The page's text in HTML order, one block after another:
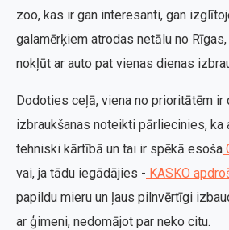
zoo, kas ir gan interesanti, gan
galamērķiem atrodas netālu no
nokļūt ar auto pat vienas dienas
Dodoties ceļā, viena no prioritātēm ir
izbraukšanas noteikti pārliecinies, ka
tehniski kārtībā un tai ir spēkā esoša
vai, ja tādu iegādājies - KASKO
papildu mieru un ļaus pilnvērtīgi
ar ģimeni, nedomājot par neko citu.